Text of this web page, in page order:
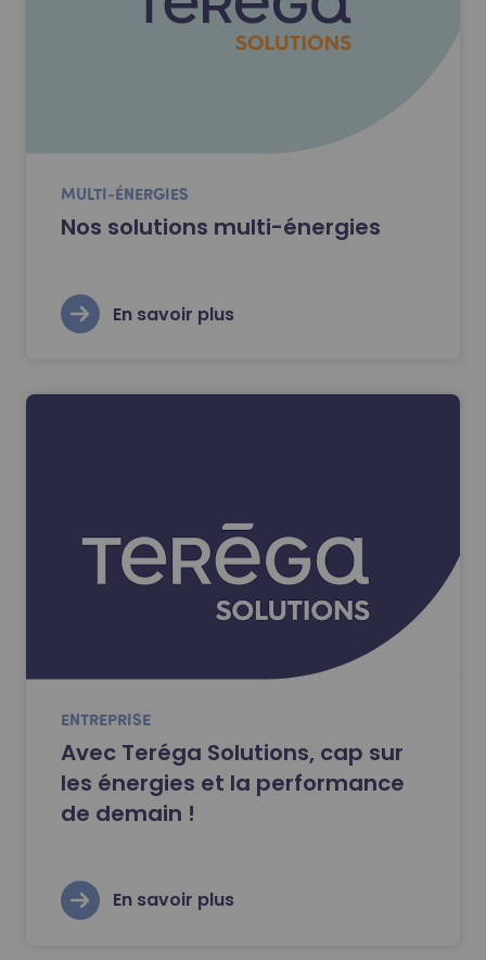
MULTI-ÉNERGIES
Nos solutions multi-énergies
En savoir plus
ENTREPRISE
Avec Teréga Solutions, cap sur
les énergies et la performance
de demain !
En savoir plus